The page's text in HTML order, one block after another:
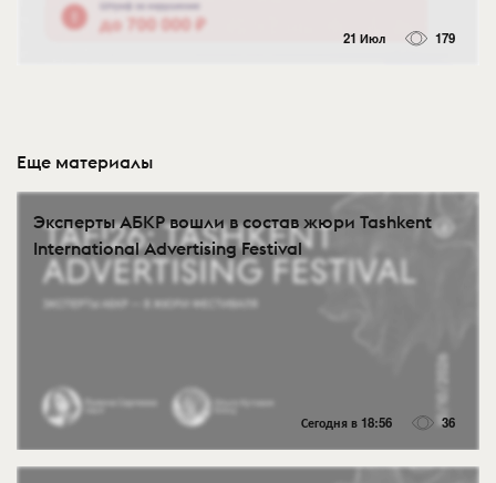
21 Июл 179
Еще материалы
Эксперты АБКР вошли в состав жюри Tashkent
International Advertising Festival
Сегодня в 18:56 36